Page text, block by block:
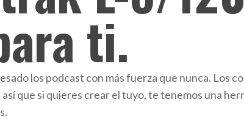
ti.
los podcast con más fuerza que nunca. Los
que si quieres crear el tuyo, te tenemos una